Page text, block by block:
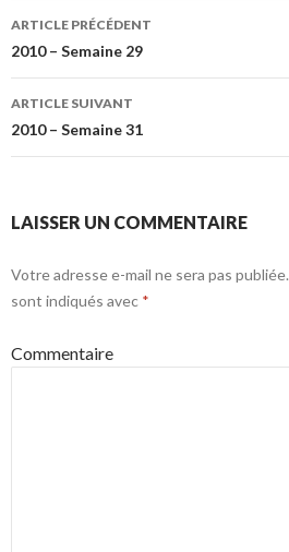
Navigation
des
articles
ARTICLE PRÉCÉDENT
2010 – Semaine 29
ARTICLE SUIVANT
2010 – Semaine 31
LAISSER UN COMMENTAIRE
Votre adresse e-mail ne sera pas publiée.
sont indiqués avec *
Commentaire